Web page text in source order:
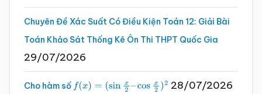
Chuyên Đề Xác Suất Có Điều Kiện Toán 12: Giải Bài
Toán Khảo Sát Thống Kê Ôn Thi THPT Quốc Gia
29/07/2026
Cho hàm số f(x)=(sinx2 –cosx2 )2 28/07/2026